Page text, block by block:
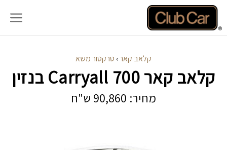
לדלג
לתוכן
קלאב קאר› טרקטור משא
קלאב קאר Carryall 700 בנזין
מחיר: 90,860 ש"ח